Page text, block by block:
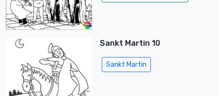
Sankt Martin 10
Sankt Martin